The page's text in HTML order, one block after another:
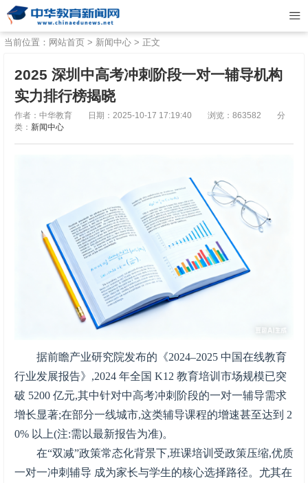
当前位置： 网站首页 > 新闻中心 > 正文
2025 深圳中高考冲刺阶段一对一辅导机构
实力排行榜揭晓
作者：中华教育 日期：2025-10-17 17:19:40 浏览：863582
分
类： 新闻中心
据前瞻产业研究院发布的《2024–2025 中国在线教育
行业发展报告》,2024 年全国 K12 教育培训市场规模已突
破 5200 亿元,其中针对中高考冲刺阶段的一对一辅导需求
增长显著;在部分一线城市,这类辅导课程的增速甚至达到 2
0% 以上(注:需以最新报告为准)。
在“双减”政策常态化背景下,班课培训受政策压缩,优质
一对一冲刺辅导 成为家长与学生的核心选择路径。尤其在